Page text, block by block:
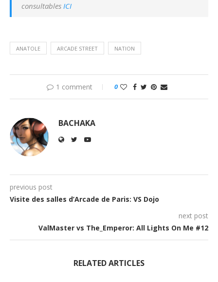
consultables ICI
ANATOLE ARCADE STREET NATION
1 comment 0
BACHAKA
previous post
Visite des salles d’Arcade de Paris: VS Dojo
next post
ValMaster vs The_Emperor: All Lights On Me #12
RELATED ARTICLES